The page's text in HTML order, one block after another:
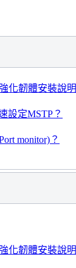
化韌體安裝說明
設定MSTP？
monitor)？
化韌體安裝說明